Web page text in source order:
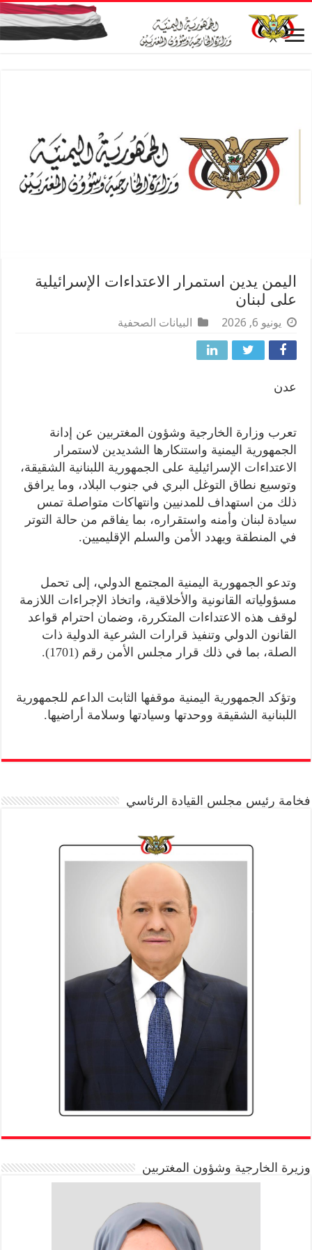
اليمن يدين استمرار الاعتداءات الإسرائيلية
على لبنان
يونيو 6, 2026 البيانات الصحفية
عدن
تعرب وزارة الخارجية وشؤون المغتربين عن إدانة
الجمهورية اليمنية واستنكارها الشديدين لاستمرار
الاعتداءات الإسرائيلية على الجمهورية اللبنانية الشقيقة،
وتوسيع نطاق التوغل البري في جنوب البلاد، وما يرافق
ذلك من استهداف للمدنيين وانتهاكات متواصلة تمس
سيادة لبنان وأمنه واستقراره، بما يفاقم من حالة التوتر
في المنطقة ويهدد الأمن والسلم الإقليميين.
وتدعو الجمهورية اليمنية المجتمع الدولي، إلى تحمل
مسؤولياته القانونية والأخلاقية، واتخاذ الإجراءات اللازمة
لوقف هذه الاعتداءات المتكررة، وضمان احترام قواعد
القانون الدولي وتنفيذ قرارات الشرعية الدولية ذات
الصلة، بما في ذلك قرار مجلس الأمن رقم (1701).
وتؤكد الجمهورية اليمنية موقفها الثابت الداعم للجمهورية
اللبنانية الشقيقة ووحدتها وسيادتها وسلامة أراضيها.
فخامة رئيس مجلس القيادة الرئاسي
وزيرة الخارجية وشؤون المغتربين